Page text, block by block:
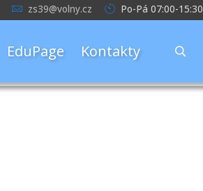
zs39@volny.cz Po-Pá 07:00-15:30
EduPage Kontakty